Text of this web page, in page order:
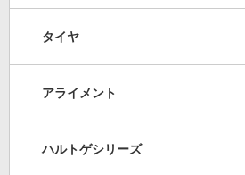
タイヤ
アライメント
ハルトゲシリーズ